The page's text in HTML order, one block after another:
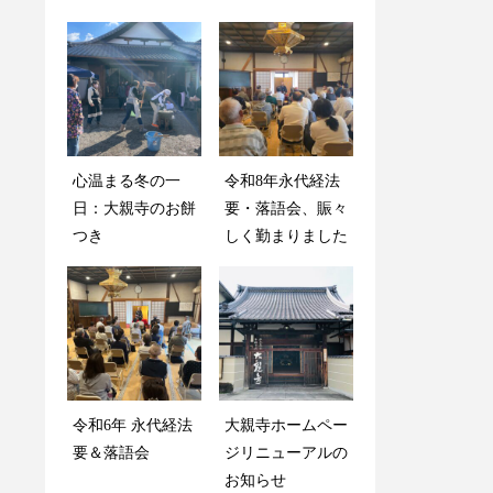
心温まる冬の一
日：大親寺のお餅
つき
令和8年永代経法
要・落語会、賑々
しく勤まりました
令和6年 永代経法
要＆落語会
大親寺ホームペー
ジリニューアルの
お知らせ
雨にも負けず大盛
況！第28回お餅つ
き大会を開催しま
した
令和7年 盂蘭盆会
法要を終えて
心温まる冬の一
日：大親寺のお餅
大親寺ホームペー
ジリニューアルの
お知らせ